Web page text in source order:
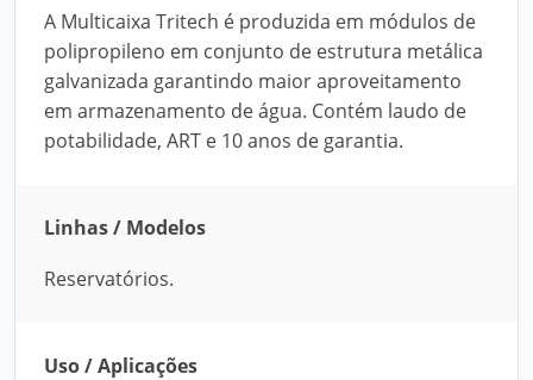
A Multicaixa Tritech é produzida em módulos de
polipropileno em conjunto de estrutura metálica
galvanizada garantindo maior aproveitamento
em armazenamento de água. Contém laudo de
potabilidade, ART e 10 anos de garantia.
Linhas / Modelos
Reservatórios.
Uso / Aplicações